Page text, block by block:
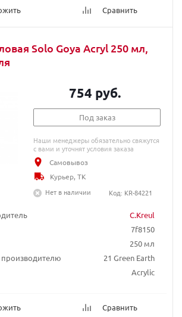
Сравнить
Solo Goya Acryl 250 мл,
C.Kreul
7f8150
250 мл
производителю
21 Green Earth
Acrylic
Сравнить
754 руб.
Под заказ
Наши менеджеры обязательно свяжутся
с вами и уточнят условия заказа
Самовывоз
Курьер, ТК
Нет в наличии
Код: KR-84221